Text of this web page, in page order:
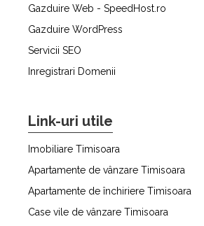
Gazduire Web - SpeedHost.ro
Gazduire WordPress
Servicii SEO
Inregistrari Domenii
Link-uri utile
Imobiliare Timisoara
Apartamente de vânzare Timisoara
Apartamente de închiriere Timisoara
Case vile de vânzare Timisoara